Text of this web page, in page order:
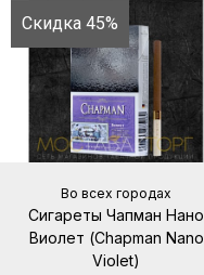
Скидка 45%
Во всех городах
Сигареты Чапман Нано
Виолет (Chapman Nano
Violet)